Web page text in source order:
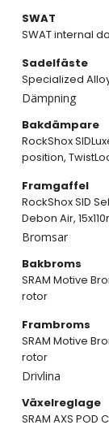
SWAT
SWAT internal
Sadelfäste
Specialized
Dämpning
Bakdämpare
RockShox
position,
Framgaffel
RockShox SID
Debon Air,
Bromsar
Bakbroms
SRAM Motive
rotor
Frambroms
SRAM Motive
rotor
Drivlina
Växelreglage
SRAM AXS POD